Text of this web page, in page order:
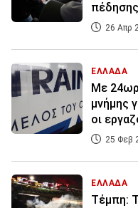
26 Απρ
ΕΛΛΑΔΑ
Με
μνήμης
οι
25 Φεβ
ΕΛΛΑΔΑ
Τέμπη: